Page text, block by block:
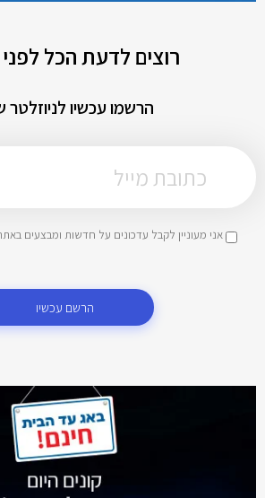
רוצים לדעת הכל
הרשמו עכשיו לניוזלטר
אני מעוניין לקבל עדכונים על חדשות ומבצעים
הרשם עכשיו